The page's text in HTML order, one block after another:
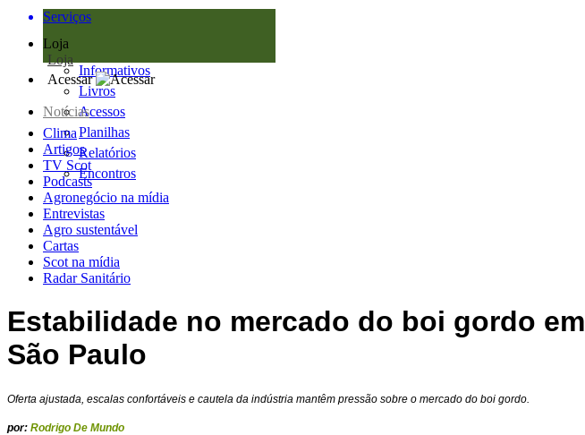
Serviços
Loja
Loja
Informativos
Livros
Acessos
Planilhas
Relatórios
Encontros
Acessar
Notícias
Clima
Artigos
TV Scot
Podcasts
Agronegócio na mídia
Entrevistas
Agro sustentável
Cartas
Scot na mídia
Radar Sanitário
Estabilidade no mercado do boi gordo em
São Paulo
Oferta ajustada, escalas confortáveis e cautela da indústria mantêm pressão sobre o mercado do boi gordo.
por: Rodrigo De Mundo